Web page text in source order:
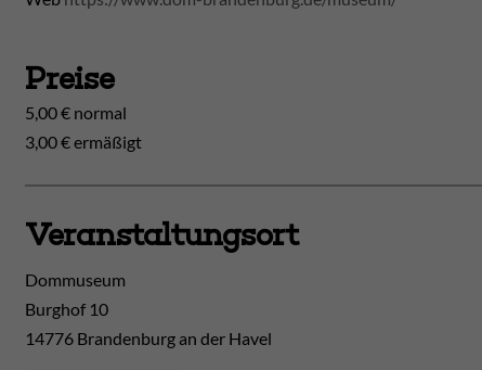
Preise
5,00 € normal
3,00 € ermäßigt
Veranstaltungsort
Dommuseum
Burghof 10
14776 Brandenburg an der Havel